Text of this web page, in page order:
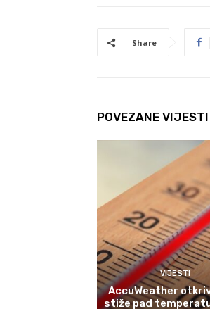
Share
POVEZANE VIJESTI
VIJESTI
AccuWeather
stiže pad